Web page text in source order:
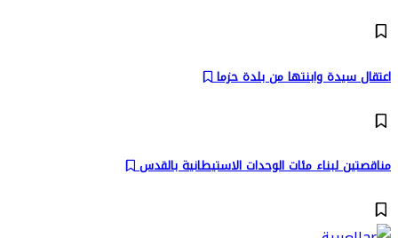
اعتقال سيدة وابنتها من بلدة حزما
مناقصتين لبناء مئات الوحدات الاستيطانية بالقدس